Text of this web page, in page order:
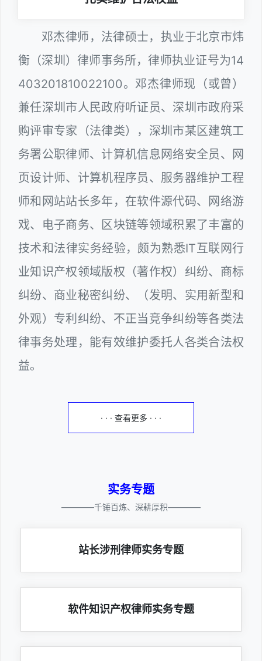
邓杰律师，法律硕士，执业于北京市炜
衡（深圳）律师事务所，律师执业证号为14
403201810022100。邓杰律师现（或曾）
兼任深圳市人民政府听证员、深圳市政府采
购评审专家（法律类），深圳市某区建筑工
务署公职律师、计算机信息网络安全员、网
页设计师、计算机程序员、服务器维护工程
师和网站站长多年，在软件源代码、网络游
戏、电子商务、区块链等领域积累了丰富的
技术和法律实务经验，颇为熟悉IT互联网行
业知识产权领域版权（著作权）纠纷、商标
纠纷、商业秘密纠纷、（发明、实用新型和
外观）专利纠纷、不正当竞争纠纷等各类法
律事务处理，能有效维护委托人各类合法权
益。
· · · 查看更多 · · ·
实务专题
————千锤百炼、深耕厚积————
站长涉刑律师实务专题
软件知识产权律师实务专题